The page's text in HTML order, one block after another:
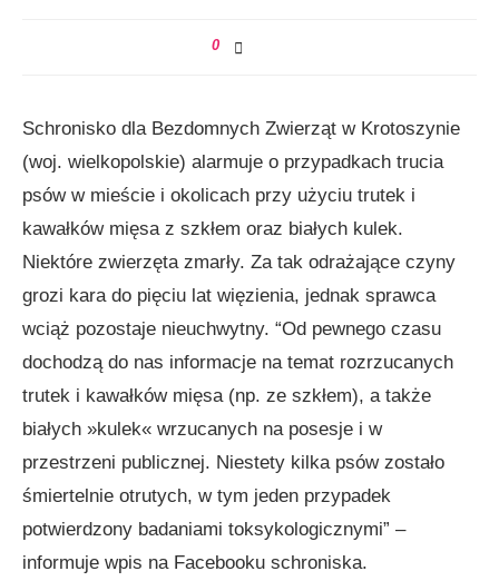
0
Schronisko dla Bezdomnych Zwierząt w Krotoszynie
(woj. wielkopolskie) alarmuje o przypadkach trucia
psów w mieście i okolicach przy użyciu trutek i
kawałków mięsa z szkłem oraz białych kulek.
Niektóre zwierzęta zmarły. Za tak odrażające czyny
grozi kara do pięciu lat więzienia, jednak sprawca
wciąż pozostaje nieuchwytny. “Od pewnego czasu
dochodzą do nas informacje na temat rozrzucanych
trutek i kawałków mięsa (np. ze szkłem), a także
białych »kulek« wrzucanych na posesje i w
przestrzeni publicznej. Niestety kilka psów zostało
śmiertelnie otrutych, w tym jeden przypadek
potwierdzony badaniami toksykologicznymi” –
informuje wpis na Facebooku schroniska.